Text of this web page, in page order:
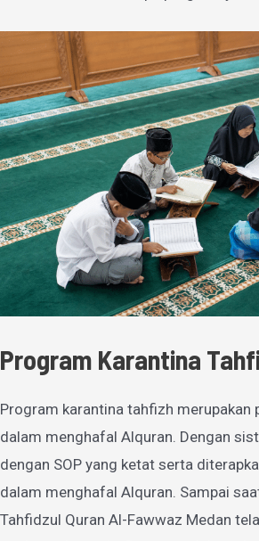
Program Karantina
Program karantina tahfizh merupakan
dalam menghafal Alquran. Dengan
dengan SOP yang ketat serta
dalam menghafal Alquran. Sampai
Tahfidzul Quran Al-Fawwaz Medan